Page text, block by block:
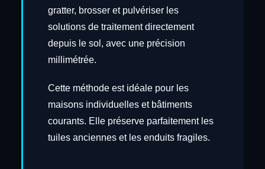
gratter, brosser et pulvériser les
solutions de traitement directement
depuis le sol, avec une précision
millimétrée.
Cette méthode est idéale pour les
maisons individuelles et bâtiments
courants. Elle préserve parfaitement les
tuiles anciennes et les enduits fragiles.